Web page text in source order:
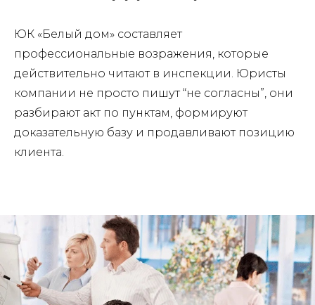
ЮК «Белый дом» составляет
профессиональные возражения, которые
действительно читают в инспекции. Юристы
компании не просто пишут “не согласны”, они
разбирают акт по пунктам, формируют
доказательную базу и продавливают позицию
клиента.